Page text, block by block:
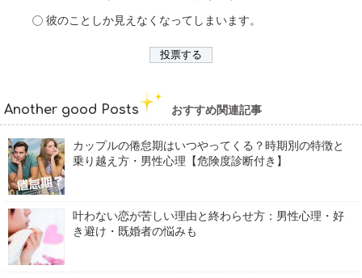
彼のことしか見えなくなってしまいます。
Another good Posts おすすめ関連記事
カップルの倦怠期はいつやってくる？時期別の特徴と
乗り越え方・男性心理【危険度診断付き】
叶わない恋が苦しい理由と終わらせ方：男性心理・好
き避け・既婚者の悩みも